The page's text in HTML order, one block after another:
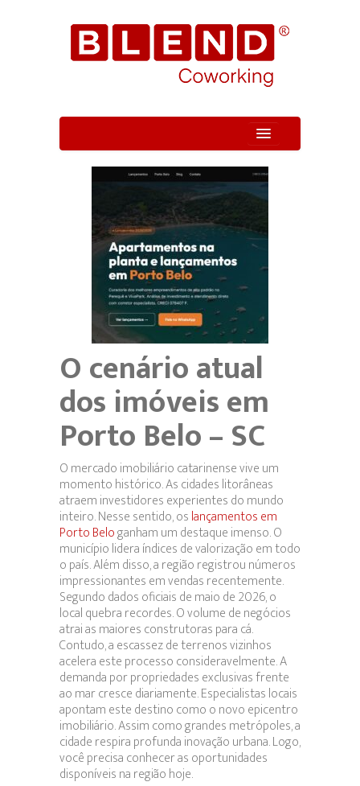
Serviços
O cenário atual
dos imóveis em
Porto Belo – SC
O mercado imobiliário catarinense vive um
momento histórico. As cidades litorâneas
atraem investidores experientes do mundo
inteiro. Nesse sentido, oslançamentos em
Porto Beloganham um destaque imenso. O
município lidera índices de valorização em todo
o país. Além disso, a região registrou números
impressionantes em vendas recentemente.
Segundo dados oficiais de maio de 2026, o
local quebra recordes. O volume de negócios
atrai as maiores construtoras para cá.
Contudo, a escassez de terrenos vizinhos
acelera este processo consideravelmente. A
demanda por propriedades exclusivas frente
ao mar cresce diariamente. Especialistas locais
apontam este destino como o novo epicentro
imobiliário. Assim como grandes metrópoles, a
cidade respira profunda inovação urbana. Logo,
você precisa conhecer as oportunidades
disponíveis na região hoje.